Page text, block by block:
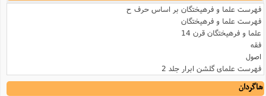
فهرست علما و فرهیختگان بر اساس حرف ح
فهرست علما و فرهیختگان
علما و فرهیختگان قرن 14
فقه
اصول
فهرست علمای گلشن ابرار جلد 2
شاگردان